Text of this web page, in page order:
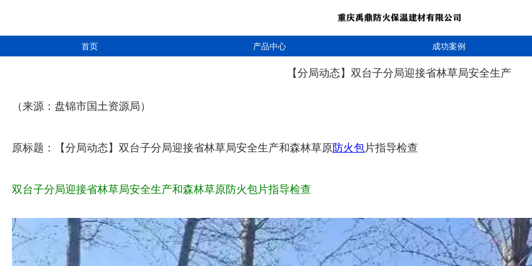
首页 产品中心 成功案例
【分局动态】双台子分局迎接省林草局安全生产
（来源：盘锦市国土资源局）
原标题：【分局动态】双台子分局迎接省林草局安全生产和森林草原防火包片指导检查
双台子分局迎接省林草局安全生产和森林草原防火包片指导检查